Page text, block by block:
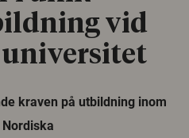
vid
universitet
kraven på utbildning inom